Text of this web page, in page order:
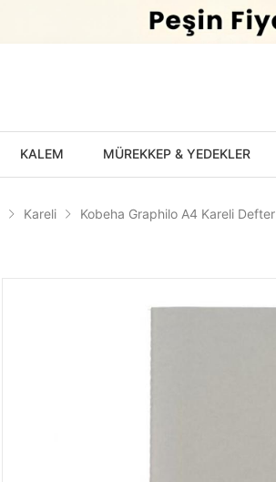
KALEM MÜREKKEP & YEDEKLER
Kareli Kobeha Graphilo A4 Kareli Defter